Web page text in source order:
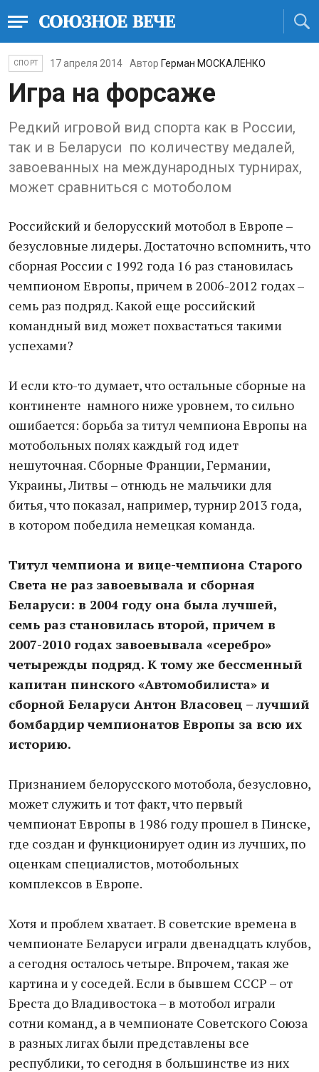
СПОРТ 17 апреля 2014 Автор Герман МОСКАЛЕНКО
Игра на форсаже
Редкий игровой вид спорта как в России,
так и в Беларуси по количеству медалей,
завоеванных на международных турнирах,
может сравниться с мотоболом
Российский и белорусский мотобол в Европе –
безусловные лидеры. Достаточно вспомнить, что
сборная России с 1992 года 16 раз становилась
чемпионом Европы, причем в 2006-2012 годах –
семь раз подряд. Какой еще российский
командный вид может похвастаться такими
успехами?
И если кто-то думает, что остальные сборные на
континенте намного ниже уровнем, то сильно
ошибается: борьба за титул чемпиона Европы на
мотобольных полях каждый год идет
нешуточная. Сборные Франции, Германии,
Украины, Литвы – отнюдь не мальчики для
битья, что показал, например, турнир 2013 года,
в котором победила немецкая команда.
Титул чемпиона и вице-чемпиона Старого
Света не раз завоевывала и сборная
Беларуси: в 2004 году она была лучшей,
семь раз становилась второй, причем в
2007-2010 годах завоевывала «серебро»
четырежды подряд. К тому же бессменный
капитан пинского «Автомобилиста» и
сборной Беларуси Антон Власовец – лучший
бомбардир чемпионатов Европы за всю их
историю.
Признанием белорусского мотобола, безусловно,
может служить и тот факт, что первый
чемпионат Европы в 1986 году прошел в Пинске,
где создан и функционирует один из лучших, по
оценкам специалистов, мотобольных
комплексов в Европе.
Хотя и проблем хватает. В советские времена в
чемпионате Беларуси играли двенадцать клубов,
а сегодня осталось четыре. Впрочем, такая же
картина и у соседей. Если в бывшем СССР – от
Бреста до Владивостока – в мотобол играли
сотни команд, а в чемпионате Советского Союза
в разных лигах были представлены все
республики, то сегодня в большинстве из них